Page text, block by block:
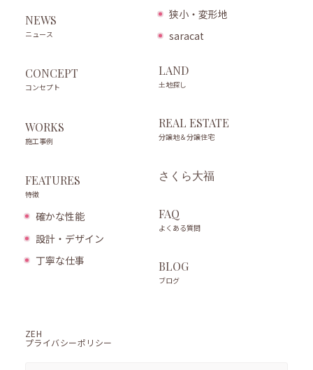
NEWS
ニュース
CONCEPT
コンセプト
WORKS
施工事例
FEATURES
特徴
確かな性能
設計・デザイン
丁寧な仕事
狭小・変形地
saracat
LAND
土地探し
REAL ESTATE
分譲地＆分譲住宅
さくら大福
FAQ
よくある質問
BLOG
ブログ
ZEH
プライバシーポリシー